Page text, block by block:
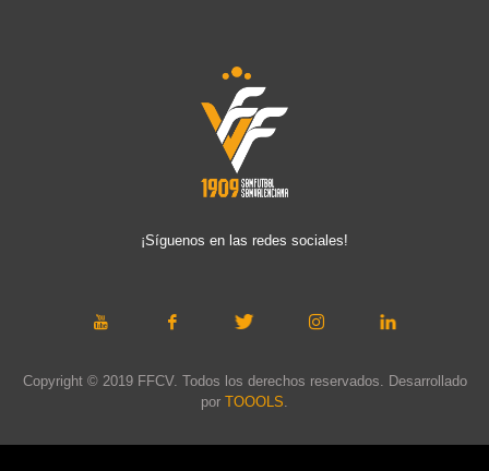
¡Síguenos en las redes sociales!
Copyright © 2019 FFCV. Todos los derechos reservados. Desarrollado
por TOOOLS